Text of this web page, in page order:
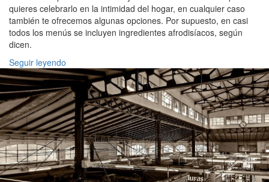
quieres celebrarlo en la intimidad del hogar, en cualquier caso
también te ofrecemos algunas opciones. Por supuesto, en casi
todos los menús se incluyen ingredientes afrodisíacos, según
dicen.
Seguir leyendo